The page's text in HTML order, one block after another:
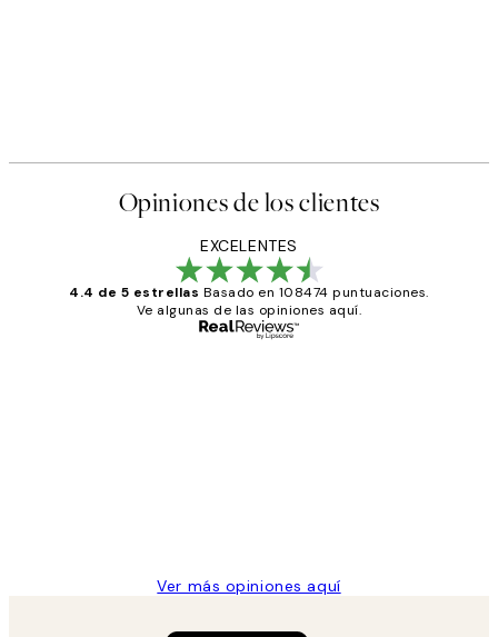
Opiniones de los clientes
EXCELENTES
4.4 de 5 estrellas Basado en 108474 puntuaciones.
Ve algunas de las opiniones aquí.
Ver más opiniones aquí